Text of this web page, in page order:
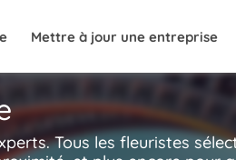
Mettre à jour une entreprise
Tous les fleuristes